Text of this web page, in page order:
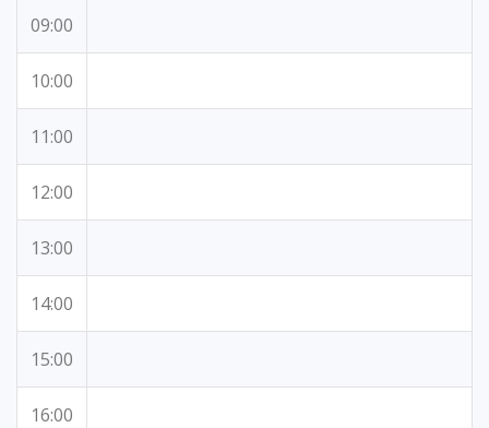
09:00
10:00
11:00
12:00
13:00
14:00
15:00
16:00